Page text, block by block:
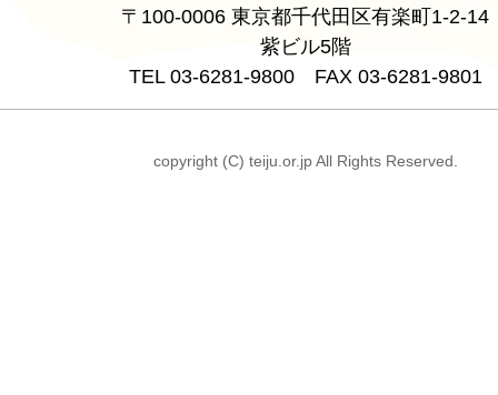
〒100-0006 東京都千代田区有楽町1-2-14
紫ビル5階
TEL 03-6281-9800 FAX 03-6281-9801
copyright (C) teiju.or.jp All Rights Reserved.